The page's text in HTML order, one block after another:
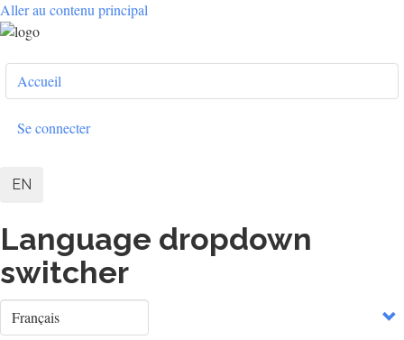
Aller au contenu principal
User
account
menu
Accueil
Se connecter
EN
Language dropdown
switcher
Select
your